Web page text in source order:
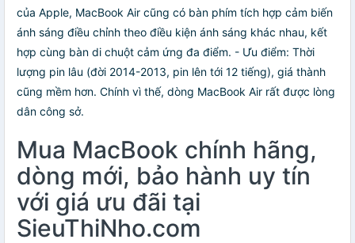
của Apple, MacBook Air cũng có bàn phím tích hợp cảm biến
ánh sáng điều chỉnh theo điều kiện ánh sáng khác nhau, kết
hợp cùng bàn di chuột cảm ứng đa điểm. - Ưu điểm: Thời
lượng pin lâu (đời 2014-2013, pin lên tới 12 tiếng), giá thành
cũng mềm hơn. Chính vì thế, dòng MacBook Air rất được lòng
dân công sở.
Mua MacBook chính hãng,
dòng mới, bảo hành uy tín
với giá ưu đãi tại
SieuThiNho.com